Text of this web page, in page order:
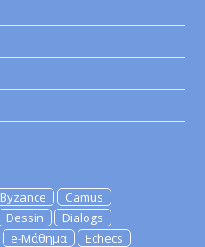
Byzance
Camus
Dessin
Dialogs
e-Μάθημα
Echecs